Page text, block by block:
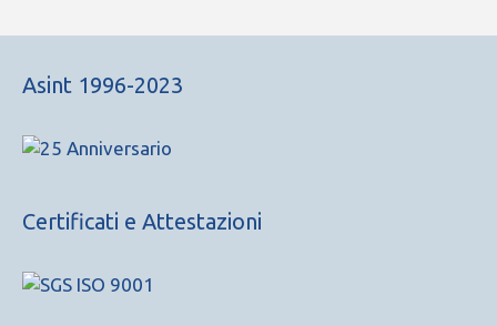
Asint 1996-2023
Certificati e Attestazioni